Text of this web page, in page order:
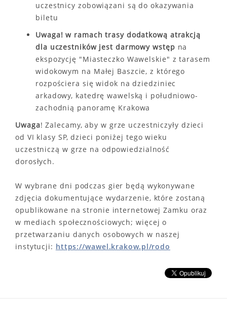
uczestnicy zobowiązani są do okazywania
biletu
Uwaga! w ramach trasy dodatkową atrakcją
dla uczestników jest darmowy wstęp na
ekspozycję "Miasteczko Wawelskie" z tarasem
widokowym na Małej Baszcie, z którego
rozpościera się widok na dziedziniec
arkadowy, katedrę wawelską i południowo-
zachodnią panoramę Krakowa
Uwaga! Zalecamy, aby w grze uczestniczyły dzieci
od VI klasy SP, dzieci poniżej tego wieku
uczestniczą w grze na odpowiedzialność
dorosłych.
W wybrane dni podczas gier będą wykonywane
zdjęcia dokumentujące wydarzenie, które zostaną
opublikowane na stronie internetowej Zamku oraz
w mediach społecznościowych; więcej o
przetwarzaniu danych osobowych w naszej
instytucji: https://wawel.krakow.pl/rodo